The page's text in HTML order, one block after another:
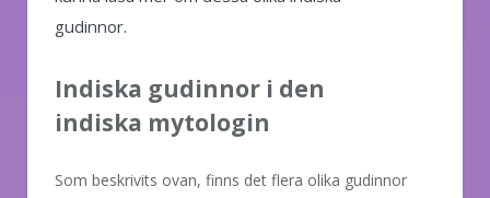
gudinnor.
Indiska gudinnor i den
indiska mytologin
Som beskrivits ovan, finns det flera olika gudinnor